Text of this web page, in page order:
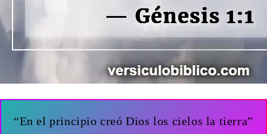
“En el principio creó Dios los cielos la tierra”